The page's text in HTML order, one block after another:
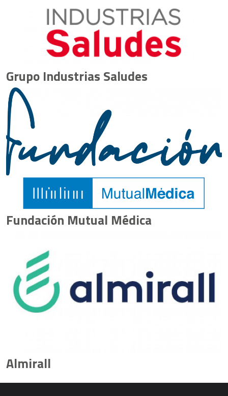
Grupo Industrias Saludes
Fundación Mutual Médica
Almirall